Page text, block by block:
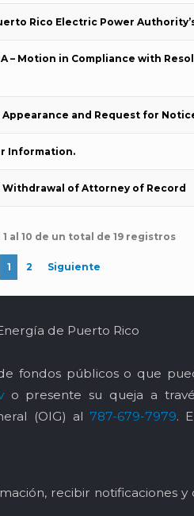
Rico Electric Power
– Motion in Compliance with
and Request for
Information.
of Attorney of Record
al 10 de un total de 19 registros
1 2 Siguiente
de Puerto Rico
fondos públicos o que
o presente su queja a
(OIG) al 787-679-7979.
recibir notificaciones